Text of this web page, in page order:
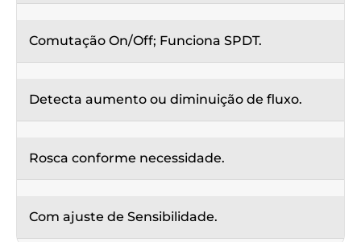
Comutação On/Off; Funciona SPDT.
Detecta aumento ou diminuição de fluxo.
Rosca conforme necessidade.
Com ajuste de Sensibilidade.